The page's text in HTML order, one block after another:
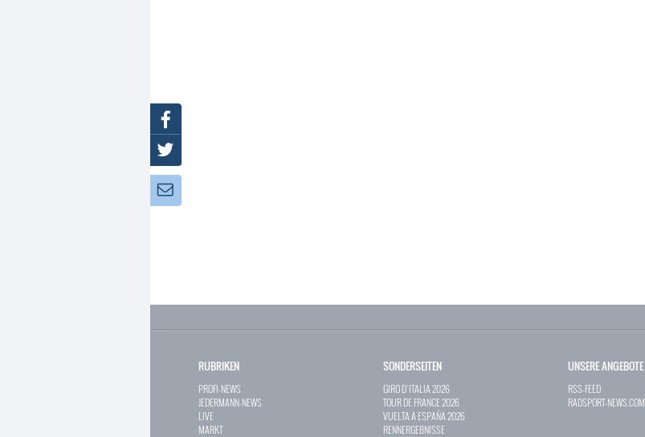
RUBRIKEN
PROFI-NEWS
JEDERMANN-NEWS
LIVE
MARKT
SONDERSEITEN
GIRO D`ITALIA 2026
TOUR DE FRANCE 2026
VUELTA A ESPAÑA 2026
RENNERGEBNISSE
UNSERE ANGEBOTE
RSS-FEED
RADSPORT-NEWS.COM